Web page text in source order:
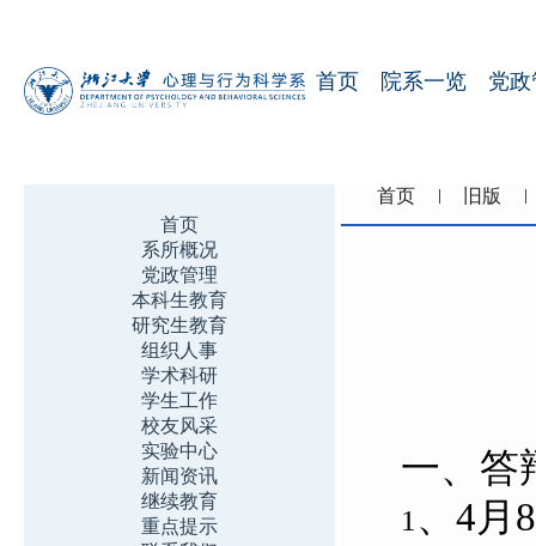
首页 院系一览 党
首页
系所概况
党政管理
本科生教育
研究生教育
组织人事
学术科研
学生工作
校友风采
实验中心
新闻资讯
继续教育
重点提示
首页 旧版
一、答
1 、4月